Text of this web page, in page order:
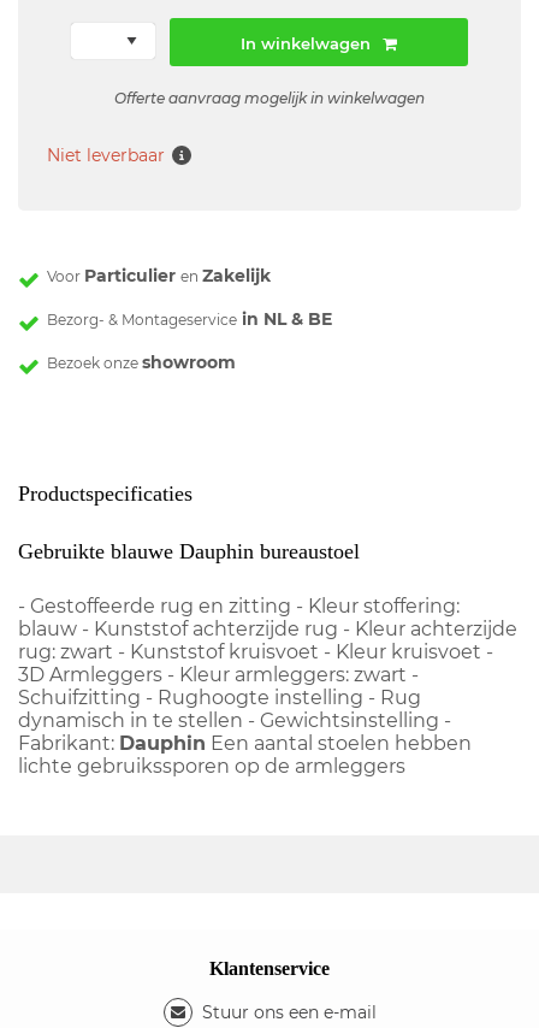
In winkelwagen
Offerte aanvraag mogelijk in winkelwagen
Niet leverbaar
Voor Particulier en Zakelijk
Bezorg- & Montageservice in NL & BE
Bezoek onze showroom
Productspecificaties
Gebruikte blauwe Dauphin bureaustoel
- Gestoffeerde rug en zitting - Kleur stoffering:
blauw - Kunststof achterzijde rug - Kleur achterzijde
rug: zwart - Kunststof kruisvoet - Kleur kruisvoet -
3D Armleggers - Kleur armleggers: zwart -
Schuifzitting - Rughoogte instelling - Rug
dynamisch in te stellen - Gewichtsinstelling -
Fabrikant: Dauphin Een aantal stoelen hebben
lichte gebruikssporen op de armleggers
Klantenservice
Stuur ons een e-mail